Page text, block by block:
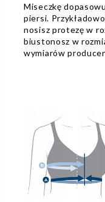
Miseczkę
piersi.
nosisz protezę w
biustonosz w
wymiarów